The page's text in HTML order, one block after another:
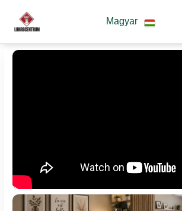
Magyar